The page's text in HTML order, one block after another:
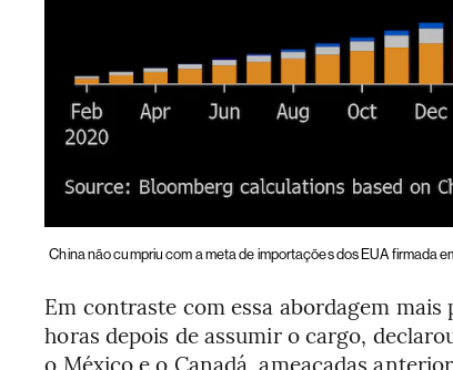
China não cumpriu com a meta de importações dos EUA firmada
Em contraste com essa abordagem
horas depois de assumir o cargo,
o México e o Canadá, ameaçadas